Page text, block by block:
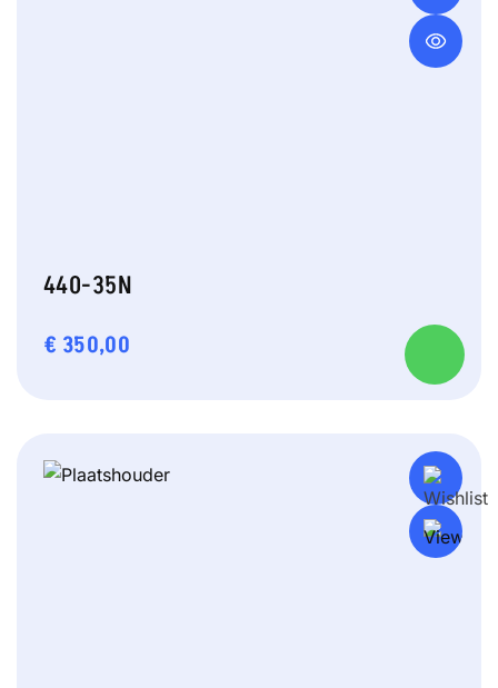
440-35N
€ 350,00